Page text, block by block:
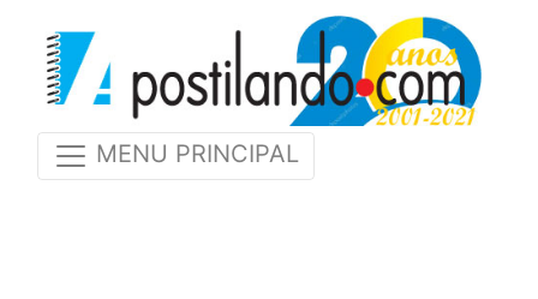
MENU PRINCIPAL